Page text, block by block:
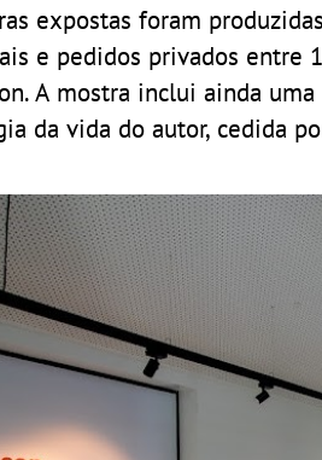
expostas foram
e pedidos privados entre
A mostra inclui ainda
da vida do autor, cedida